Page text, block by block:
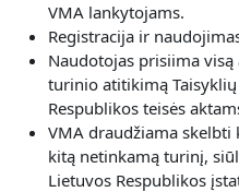
VMA lankytojams.
Registracija ir
Naudotojas prisiima
turinio atitikimą
Respublikos teisės
VMA draudžiama skelbti
kitą netinkamą turinį,
Lietuvos Respublikos